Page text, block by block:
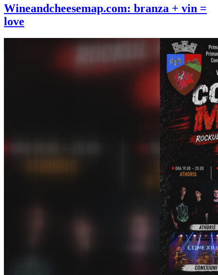
Wineandcheesemap.com: branza + vin =
love